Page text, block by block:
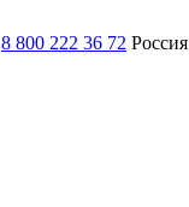
8 800 222 36 72 Россия